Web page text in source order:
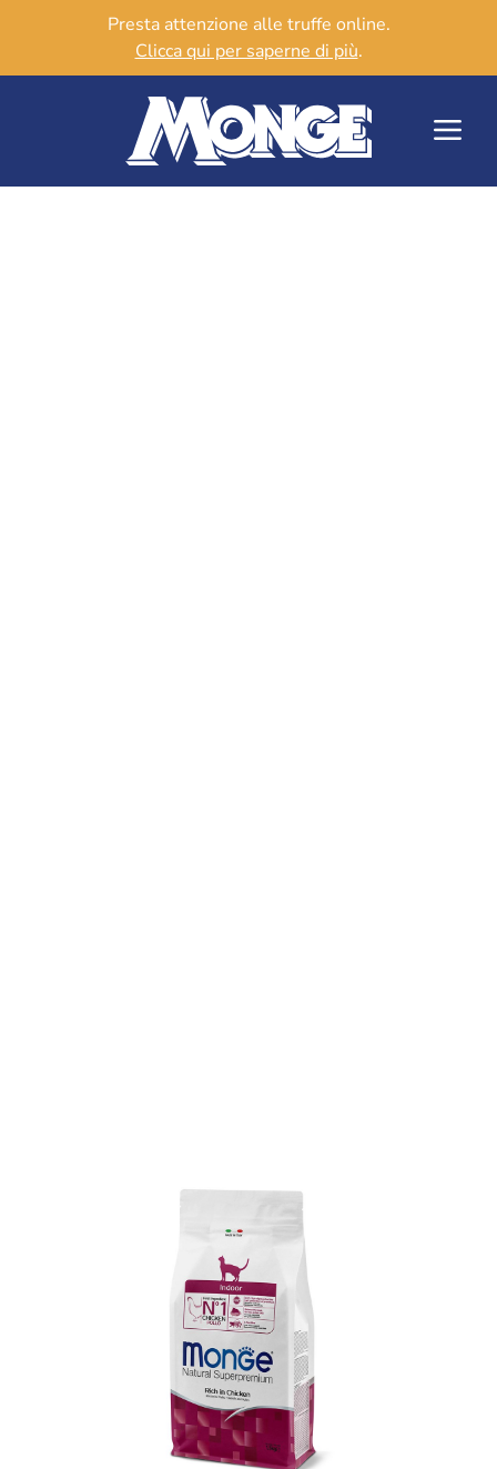
Presta attenzione alle truffe online.
Clicca qui per saperne di più.